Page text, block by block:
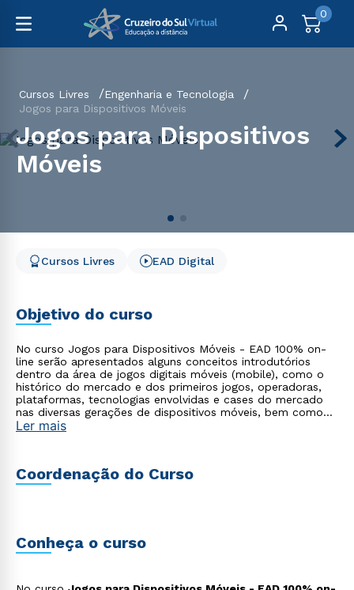
0
Cursos Livres
Engenharia e Tecnologia
Jogos para Dispositivos Móveis
Jogos para Dispositivos
Móveis
Cursos Livres EAD Digital
Objetivo do curso
No curso Jogos para Dispositivos Móveis - EAD 100% on-
line serão apresentados alguns conceitos introdutórios
dentro da área de jogos digitais móveis (mobile), como o
histórico do mercado e dos primeiros jogos, operadoras,
plataformas, tecnologias envolvidas e cases do mercado
nas diversas gerações de dispositivos móveis, bem como
algumas ferramentas e tecnologias do mercado para
aquisição de usuários.
Ler mais
Coordenação do Curso
Conheça o curso